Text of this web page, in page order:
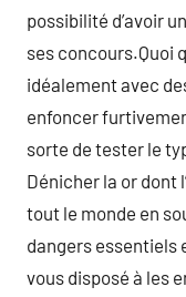
possibilité d’avoir
ses concours.Quoi
idéalement avec
enfoncer
sorte de tester le
Dénicher la or dont
tout le monde en
dangers essentiels
vous disposé à les